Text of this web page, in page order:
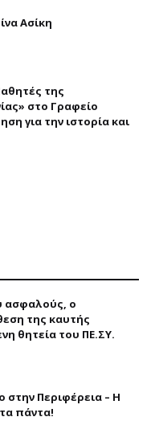
Ασίκη
της
στο Γραφείο
για την ιστορία και
ασφαλούς, ο
της καυτής
θητεία του ΠΕ.ΣΥ.
στην Περιφέρεια – Η
πάντα!